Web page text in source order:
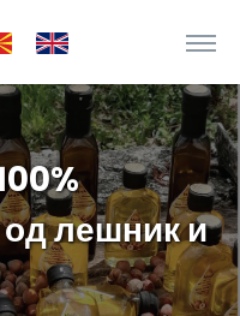
лешник и